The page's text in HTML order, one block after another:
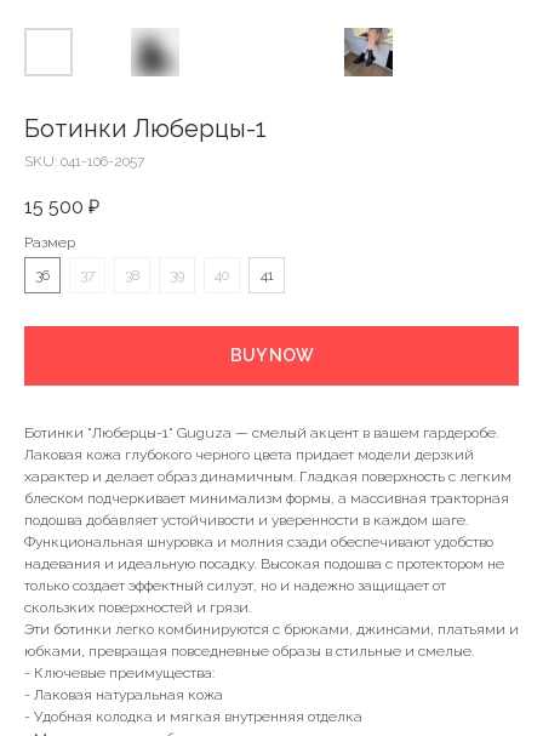
Ботинки Люберцы-1
SKU: 041-106-2057
15 500 ₽
Размер
36
37 38 39 40 41
BUY NOW
Ботинки "Люберцы-1" Guguza — смелый акцент в вашем гардеробе.
Лаковая кожа глубокого черного цвета придает модели дерзкий
характер и делает образ динамичным. Гладкая поверхность с легким
блеском подчеркивает минимализм формы, а массивная тракторная
подошва добавляет устойчивости и уверенности в каждом шаге.
Функциональная шнуровка и молния сзади обеспечивают удобство
надевания и идеальную посадку. Высокая подошва с протектором не
только создает эффектный силуэт, но и надежно защищает от
скользких поверхностей и грязи.
Эти ботинки легко комбинируются с брюками, джинсами, платьями и
юбками, превращая повседневные образы в стильные и смелые.
- Ключевые преимущества:
- Лаковая натуральная кожа
- Удобная колодка и мягкая внутренняя отделка